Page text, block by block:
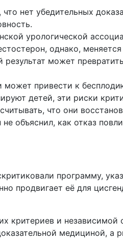
нет убедительных
урологической
однако,
может
привести к
детей, эти риски
что они
объяснил, как отказ
программу,
продвигает её для
критериев и
медициной, а